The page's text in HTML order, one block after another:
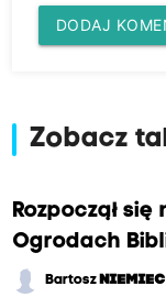
DODAJ
Zobacz
Rozpoczął
Ogrodach
Bartosz NIEMIEC